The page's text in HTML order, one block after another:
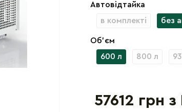
Автовідтайка
в комплекті
без
Об'єм
600 л
800 л
57612 грн